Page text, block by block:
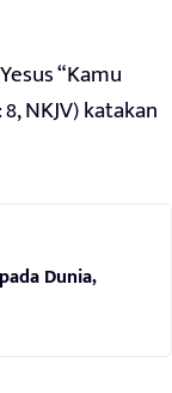
“Kamu
NKJV) katakan
Dunia,